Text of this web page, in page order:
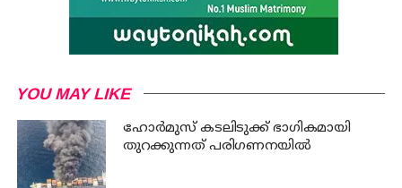
YOU MAY LIKE
ഹോര്‍മുസ് കടലിടുക്ക് ഭാഗികമായി
തുറക്കുന്നത് പരിഗണനയില്‍